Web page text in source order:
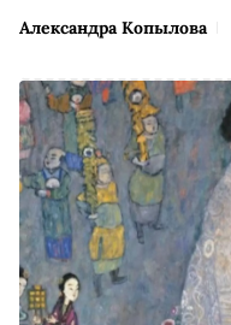
Александра Копылова